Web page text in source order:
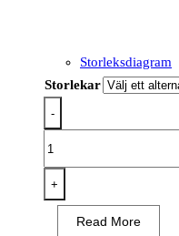
Storleksdiagram
Storlekar
-
PW3
FR
Modaflame
+
Read More